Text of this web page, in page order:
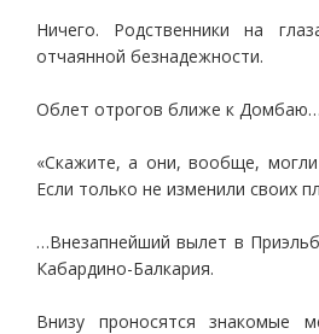
Ничего. Родственники на
отчаянной безнадежности.
Облет отрогов ближе к
«Скажите, а они, вообще, могли
Если только не изменили своих
…Внезапнейший вылет в
Кабардино-Балкария.
Внизу проносятся знакомые